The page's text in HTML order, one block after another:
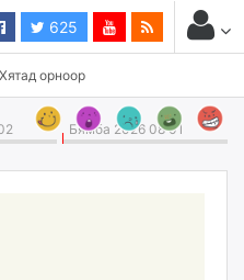
625
Хятад орноор
Бямба 2026 08 01